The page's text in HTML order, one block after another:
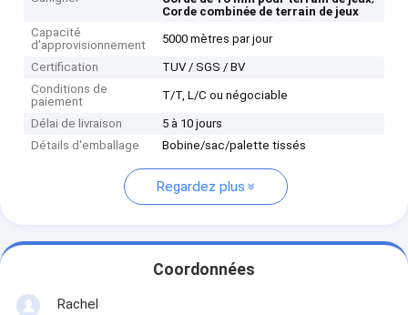
Corde combinée de terrain de jeux
Capacité
d'approvisionnement
5000 mètres par jour
Certification
TUV / SGS / BV
Conditions de
paiement
T/T, L/C ou négociable
Délai de livraison
5 à 10 jours
Détails d'emballage
Bobine/sac/palette tissés
Regardez plus
Coordonnées
Rachel